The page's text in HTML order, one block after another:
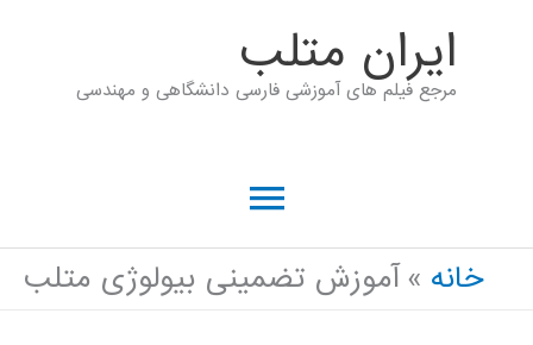
ايران متلب
مرجع فیلم های آموزشی فارسی دانشگاهی و مهندسی
فهرست
اصلی
خانه آموزش تضمینی بیولوژی متلب